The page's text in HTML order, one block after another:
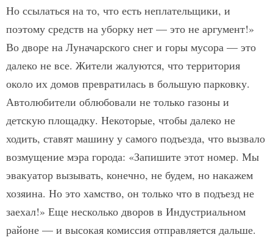
Но ссылаться на то, что есть неплательщики, и
поэтому средств на уборку нет — это не аргумент!»
Во дворе на Луначарского снег и горы мусора — это
далеко не все. Жители жалуются, что территория
около их домов превратилась в большую парковку.
Автолюбители облюбовали не только газоны и
детскую площадку. Некоторые, чтобы далеко не
ходить, ставят машину у самого подъезда, что вызвало
возмущение мэра города: «Запишите этот номер. Мы
эвакуатор вызывать, конечно, не будем, но накажем
хозяина. Но это хамство, он только что в подъезд не
заехал!» Еще несколько дворов в Индустриальном
районе — и высокая комиссия отправляется дальше.